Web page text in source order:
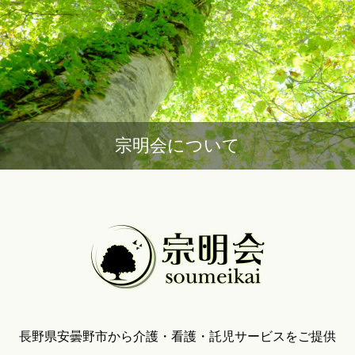
宗明会について
長野県安曇野市から介護・看護・託児サービスをご提供